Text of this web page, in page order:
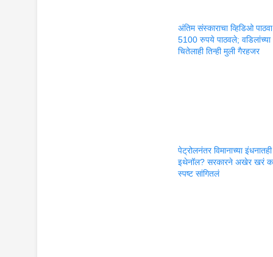
अंतिम संस्काराचा व्हिडिओ
5100 रुपये पाठवले; वडिलांच्या
चितेलाही तिन्ही मुली गैरहजर
पेट्रोलनंतर विमानाच्या इंधनातही
इथेनॉल? सरकारने अखेर खरं
स्पष्ट सांगितलं